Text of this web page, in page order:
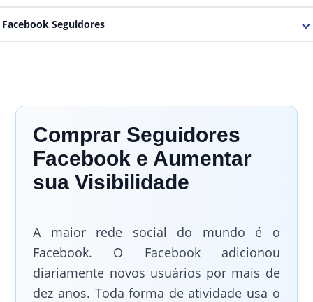
Facebook Seguidores
Comprar Seguidores
Facebook e Aumentar
sua Visibilidade
A maior rede social do mundo é o
Facebook. O Facebook adicionou
diariamente novos usuários por mais de
dez anos. Toda forma de atividade usa o